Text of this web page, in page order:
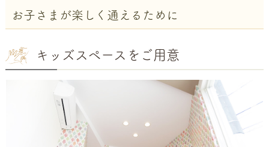
お子さまが楽しく通えるために
キッズスペースをご用意